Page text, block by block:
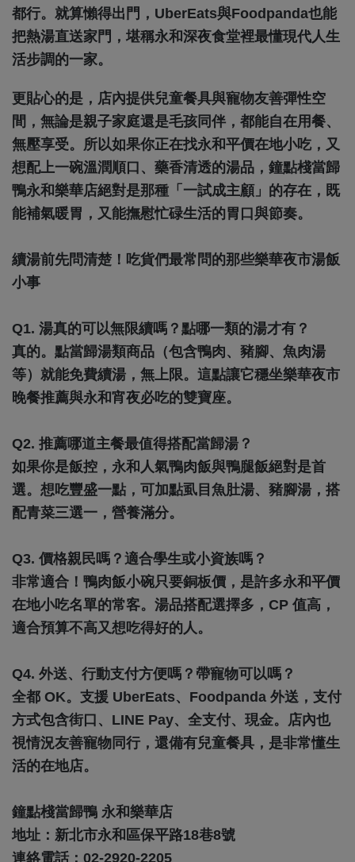
都行。就算懶得出門，UberEats與Foodpanda也能
把熱湯直送家門，堪稱永和深夜食堂裡最懂現代人生
活步調的一家。
更貼心的是，店內提供兒童餐具與寵物友善彈性空
間，無論是親子家庭還是毛孩同伴，都能自在用餐、
無壓享受。所以如果你正在找永和平價在地小吃，又
想配上一碗溫潤順口、藥香清透的湯品，鐘點棧當歸
鴨永和樂華店絕對是那種「一試成主顧」的存在，既
能補氣暖胃，又能撫慰忙碌生活的胃口與節奏。
續湯前先問清楚！吃貨們最常問的那些樂華夜市湯飯
小事
Q1. 湯真的可以無限續嗎？點哪一類的湯才有？
真的。點當歸湯類商品（包含鴨肉、豬腳、魚肉湯
等）就能免費續湯，無上限。這點讓它穩坐樂華夜市
晚餐推薦與永和宵夜必吃的雙寶座。
Q2. 推薦哪道主餐最值得搭配當歸湯？
如果你是飯控，永和人氣鴨肉飯與鴨腿飯絕對是首
選。想吃豐盛一點，可加點虱目魚肚湯、豬腳湯，搭
配青菜三選一，營養滿分。
Q3. 價格親民嗎？適合學生或小資族嗎？
非常適合！鴨肉飯小碗只要銅板價，是許多永和平價
在地小吃名單的常客。湯品搭配選擇多，CP 值高，
適合預算不高又想吃得好的人。
Q4. 外送、行動支付方便嗎？帶寵物可以嗎？
全都 OK。支援 UberEats、Foodpanda 外送，支付
方式包含街口、LINE Pay、全支付、現金。店內也
視情況友善寵物同行，還備有兒童餐具，是非常懂生
活的在地店。
鐘點棧當歸鴨 永和樂華店
地址：新北市永和區保平路18巷8號
連絡電話：02-2920-2205